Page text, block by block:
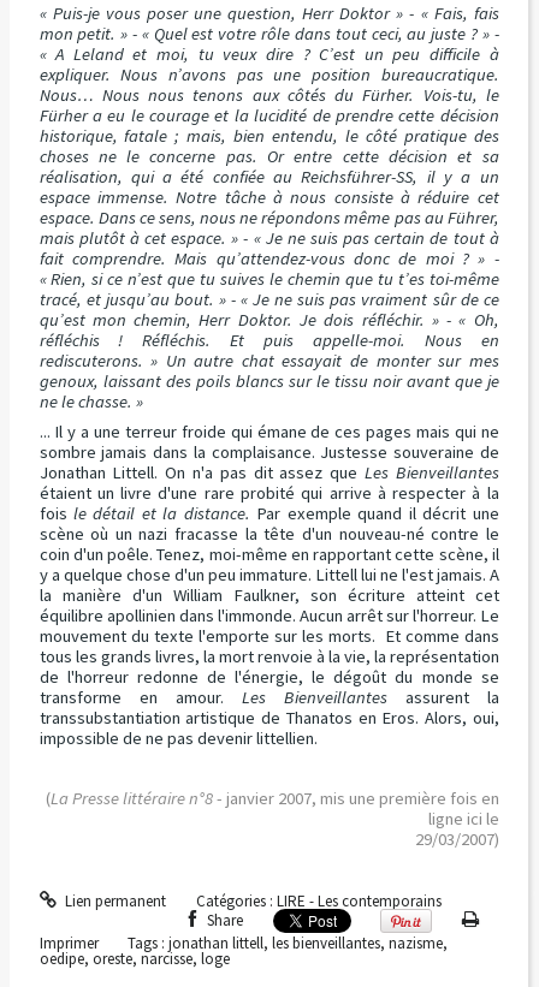
« Puis-je vous poser une question, Herr Doktor » - « Fais, fais
mon petit. » - « Quel est votre rôle dans tout ceci, au juste ? » -
« A Leland et moi, tu veux dire ? C’est un peu difficile à
expliquer. Nous n’avons pas une position bureaucratique.
Nous… Nous nous tenons aux côtés du Fürher. Vois-tu, le
Fürher a eu le courage et la lucidité de prendre cette décision
historique, fatale ; mais, bien entendu, le côté pratique des
choses ne le concerne pas. Or entre cette décision et sa
réalisation, qui a été confiée au Reichsführer-SS, il y a un
espace immense. Notre tâche à nous consiste à réduire cet
espace. Dans ce sens, nous ne répondons même pas au Führer,
mais plutôt à cet espace. » - « Je ne suis pas certain de tout à
fait comprendre. Mais qu’attendez-vous donc de moi ? » -
« Rien, si ce n’est que tu suives le chemin que tu t’es toi-même
tracé, et jusqu’au bout. » - « Je ne suis pas vraiment sûr de ce
qu’est mon chemin, Herr Doktor. Je dois réfléchir. » - « Oh,
réfléchis ! Réfléchis. Et puis appelle-moi. Nous en
rediscuterons. » Un autre chat essayait de monter sur mes
genoux, laissant des poils blancs sur le tissu noir avant que je
ne le chasse. »
... Il y a une terreur froide qui émane de ces pages mais qui ne
sombre jamais dans la complaisance. Justesse souveraine de
Jonathan Littell. On n'a pas dit assez que Les Bienveillantes
étaient un livre d'une rare probité qui arrive à respecter à la
fois le détail et la distance. Par exemple quand il décrit une
scène où un nazi fracasse la tête d'un nouveau-né contre le
coin d'un poêle. Tenez, moi-même en rapportant cette scène, il
y a quelque chose d'un peu immature. Littell lui ne l'est jamais. A
la manière d'un William Faulkner, son écriture atteint cet
équilibre apollinien dans l'immonde. Aucun arrêt sur l'horreur. Le
mouvement du texte l'emporte sur les morts. Et comme dans
tous les grands livres, la mort renvoie à la vie, la représentation
de l'horreur redonne de l'énergie, le dégoût du monde se
transforme en amour. Les Bienveillantesassurent la
transsubstantiation artistique de Thanatos en Eros. Alors, oui,
impossible de ne pas devenir littellien.
(La Presse littéraire n°8- janvier 2007, mis une première fois en
ligne ici le
29/03/2007)
Lien permanent Catégories : LIRE - Les contemporains
Share
Imprimer
Tags :jonathan littell,les bienveillantes,nazisme,
oedipe, oreste, narcisse, loge